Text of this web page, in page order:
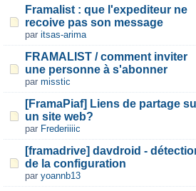
Framalist : que l'expediteur ne
recoive pas son message
par itsas-arima
FRAMALIST / comment inviter
une personne à s'abonner
par misstic
[FramaPiaf] Liens de partage
un site web?
par Frederiiiic
[framadrive] davdroid -
de la configuration
par yoannb13